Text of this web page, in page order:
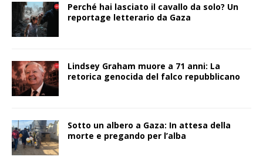
Perché hai lasciato il cavallo da solo? Un
reportage letterario da Gaza
Lindsey Graham muore a 71 anni: La
retorica genocida del falco repubblicano
Sotto un albero a Gaza: In attesa della
morte e pregando per l’alba